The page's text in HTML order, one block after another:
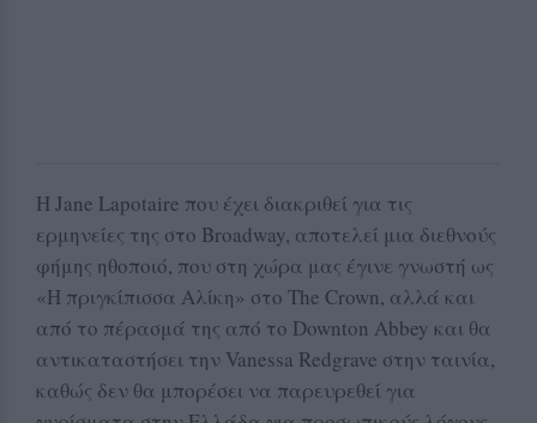
Η Jane Lapotaire που έχει διακριθεί για τις
ερμηνείες της στο Broadway, αποτελεί μια διεθνούς
φήμης ηθοποιό, που στη χώρα μας έγινε γνωστή ως
«Η πριγκίπισσα Αλίκη» στο The Crown, αλλά και
από το πέρασμά της από το Downton Abbey και θα
αντικαταστήσει την Vanessa Redgrave στην ταινία,
καθώς δεν θα μπορέσει να παρευρεθεί για